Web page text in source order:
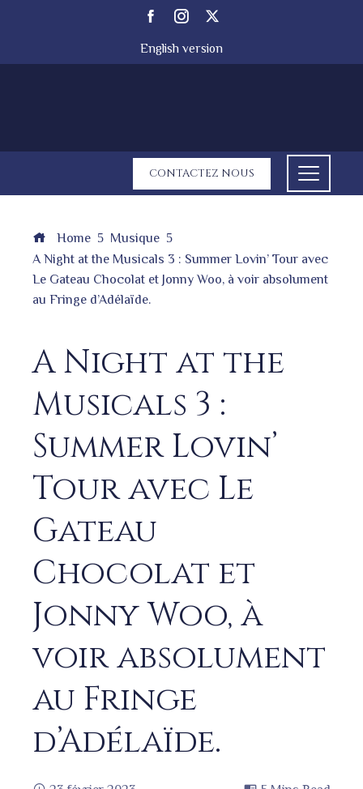
English version
CONTACTEZ NOUS
Home
Musique
A Night at the Musicals 3 : Summer Lovin’ Tour avec
Le Gateau Chocolat et Jonny Woo, à voir absolument
au Fringe d’Adélaïde.
A Night at the
Musicals 3 :
Summer Lovin’
Tour avec Le
Gateau
Chocolat et
Jonny Woo, à
voir absolument
au Fringe
d’Adélaïde.